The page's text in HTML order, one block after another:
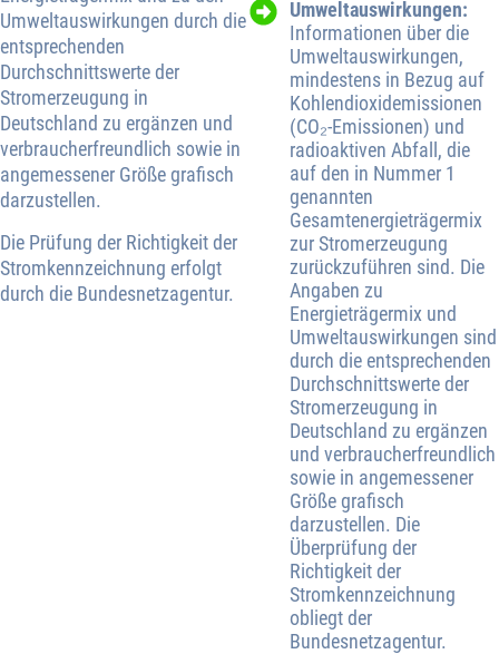
Umweltauswirkungen durch die
entsprechenden
Durchschnittswerte der
Stromerzeugung in
Deutschland zu ergänzen und
verbraucherfreundlich sowie in
angemessener Größe grafisch
darzustellen.
Die Prüfung der Richtigkeit der
Stromkennzeichnung erfolgt
durch die Bundesnetzagentur.
Umweltauswirkungen:
Informationen über die
Umweltauswirkungen,
mindestens in Bezug auf
Kohlendioxidemissionen
(CO₂-Emissionen) und
radioaktiven Abfall, die
auf den in Nummer 1
genannten
Gesamtenergieträgermix
zur Stromerzeugung
zurückzuführen sind. Die
Angaben zu
Energieträgermix und
Umweltauswirkungen sind
durch die entsprechenden
Durchschnittswerte der
Stromerzeugung in
Deutschland zu ergänzen
und verbraucherfreundlich
sowie in angemessener
Größe grafisch
darzustellen. Die
Überprüfung der
Richtigkeit der
Stromkennzeichnung
obliegt der
Bundesnetzagentur.